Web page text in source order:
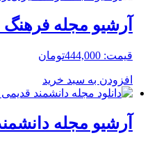
آرشیو مجله فرهنگ
قیمت: 444,000تومان
افزودن به سبد خرید
آرشیو مجله